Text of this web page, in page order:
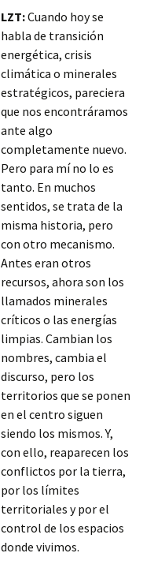
LZT:Cuando hoy se
habla de transición
energética, crisis
climática o minerales
estratégicos, pareciera
que nos encontráramos
ante algo
completamente nuevo.
Pero para mí no lo es
tanto. En muchos
sentidos, se trata de la
misma historia, pero
con otro mecanismo.
Antes eran otros
recursos, ahora son los
llamados minerales
críticos o las energías
limpias. Cambian los
nombres, cambia el
discurso, pero los
territorios que se ponen
en el centro siguen
siendo los mismos. Y,
con ello, reaparecen los
conflictos por la tierra,
por los límites
territoriales y por el
control de los espacios
donde vivimos.